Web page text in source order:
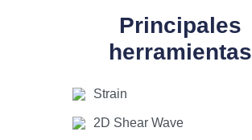
Principales
herramientas
Strain
2D Shear Wave